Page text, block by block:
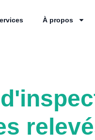
À propos